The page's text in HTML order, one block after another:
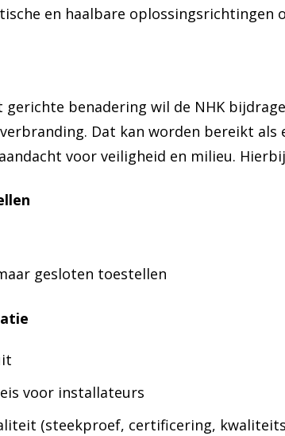
en haalbare
benadering wil de NHK
Dat kan worden bereikt
voor veiligheid en milieu.
gesloten toestellen
voor installateurs
(steekproef, certificering,